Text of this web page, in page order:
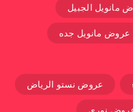
مانويل الجبيل
عروض مانويل جده
عروض نستو الرياض